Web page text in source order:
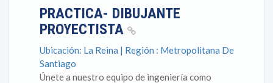
PRACTICA- DIBUJANTE
PROYECTISTA
Ubicación: La Reina | Región : Metropolitana De
Santiago
Únete a nuestro equipo de ingeniería como